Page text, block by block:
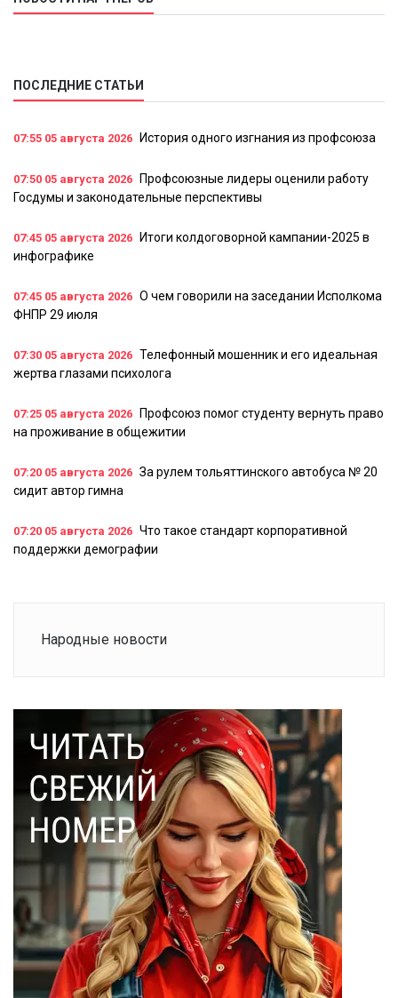
ПОСЛЕДНИЕ СТАТЬИ
07:55 05 августа 2026 История одного изгнания из профсоюза
07:50 05 августа 2026
Профсоюзные лидеры оценили работу
Госдумы и законодательные перспективы
07:45 05 августа 2026
Итоги колдоговорной кампании-2025 в
инфографике
07:45 05 августа 2026 О чем говорили на заседании Исполкома
ФНПР 29 июля
07:30 05 августа 2026 Телефонный мошенник и его идеальная
жертва глазами психолога
07:25 05 августа 2026
Профсоюз помог студенту вернуть право
на проживание в общежитии
07:20 05 августа 2026 За рулем тольяттинского автобуса № 20
сидит автор гимна
07:20 05 августа 2026 Что такое стандарт корпоративной
поддержки демографии
Народные новости